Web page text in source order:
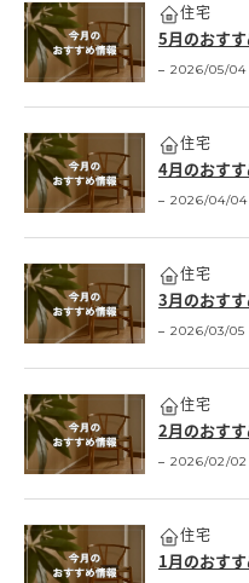
住宅
2026/05/04
住宅
2026/04/04
住宅
2026/03/05
住宅
2026/02/02
住宅